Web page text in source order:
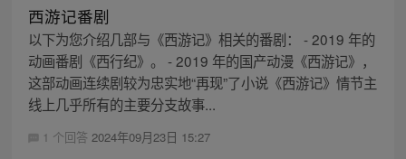
西游记番剧
以下为您介绍几部与《西游记》相关的番剧： - 2019 年的
动画番剧《西行纪》。 - 2019 年的国产动漫《西游记》，
这部动画连续剧较为忠实地“再现”了小说《西游记》情节主
线上几乎所有的主要分支故事...
1 个回答 2024年09月23日 15:27